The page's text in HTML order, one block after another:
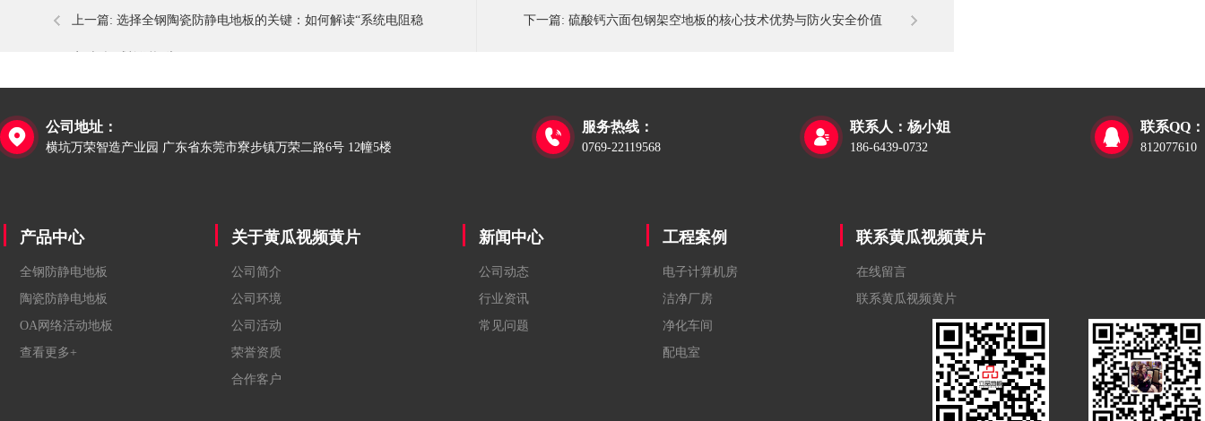
上一篇: 选择全钢陶瓷防静电地板的关键：如何解读“系统电阻稳 下一篇: 硫酸钙六面包钢架空地板的核心技术优势与防火安全价值

公司地址：
横坑万荣智造产业园 广东省东莞市寮步镇万荣二路6号 12幢5楼

服务热线：
0769-22119568

联系人：杨小姐
186-6439-0732

联系QQ：
812077610
产品中心
全钢防静电地板
陶瓷防静电地板
OA网络活动地板
查看更多+
关于黄瓜视频黄片
公司简介
公司环境
公司活动
荣誉资质
合作客户
新闻中心
公司动态
行业资讯
常见问题
工程案例
电子计算机房
洁净厂房
净化车间
配电室
联系黄瓜视频黄片
在线留言
联系黄瓜视频黄片